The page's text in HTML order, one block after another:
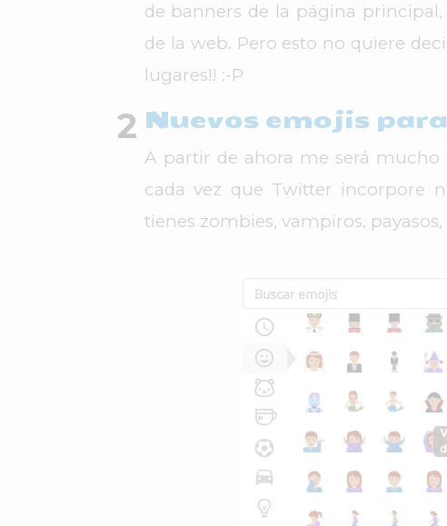
de banners de la página
de la web. Pero esto no quiere
lugares!! :-P
Nuevos emojis
A partir de ahora me será mucho
cada vez que Twitter incorpore
tienes zombies, vampiros,